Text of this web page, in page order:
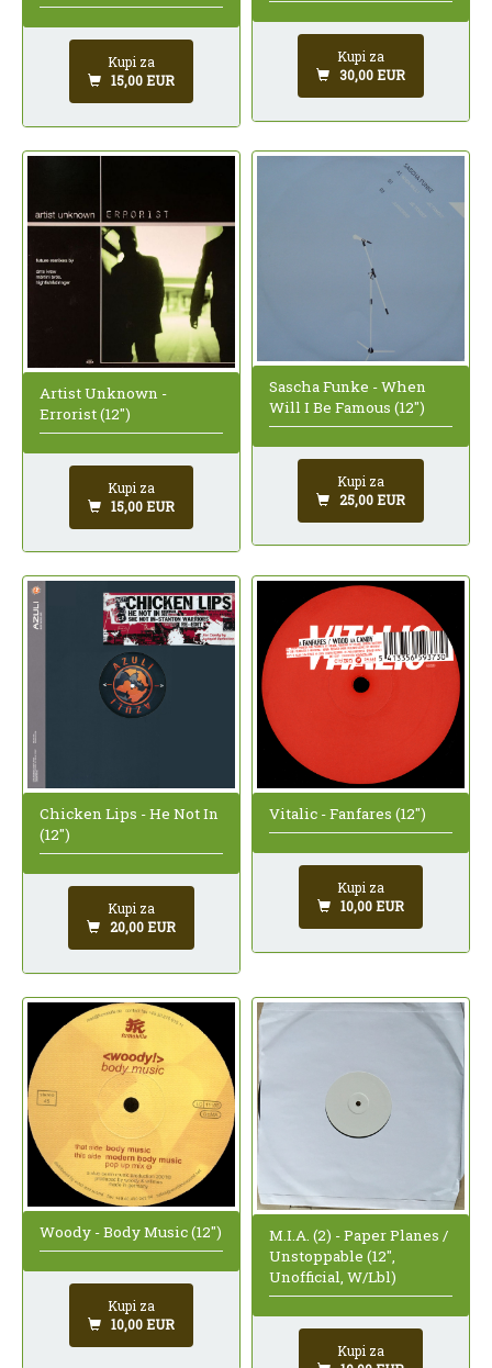
Kupi za
15,00 EUR
Kupi za
30,00 EUR
Artist Unknown -
Errorist (12")
Kupi za
15,00 EUR
Sascha Funke - When
Will I Be Famous (12")
Kupi za
25,00 EUR
Chicken Lips - He Not In
(12")
Kupi za
20,00 EUR
Vitalic - Fanfares (12")
Kupi za
10,00 EUR
Woody - Body Music (12")
Kupi za
10,00 EUR
M.I.A. (2) - Paper Planes /
Unstoppable (12",
Unofficial, W/Lbl)
Kupi za